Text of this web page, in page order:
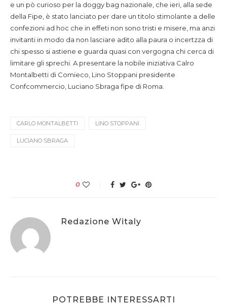
e un pò curioso per la doggy bag nazionale, che ieri, alla sede
della Fipe, è stato lanciato per dare un titolo stimolante a delle
confezioni ad hoc che in effeti non sono tristi e misere, ma anzi
invitanti in modo da non lasciare adito alla paura o incertzza di
chi spesso si astiene e guarda quasi con vergogna chi cerca di
limitare gli sprechi. A presentare la nobile iniziativa Calro
Montalbetti di Comieco, Lino Stoppani presidente
Confcommercio, Luciano Sbraga fipe di Roma.
CARLO MONTALBETTI LINO STOPPANI
LUCIANO SBRAGA
0
Redazione Witaly
POTREBBE INTERESSARTI